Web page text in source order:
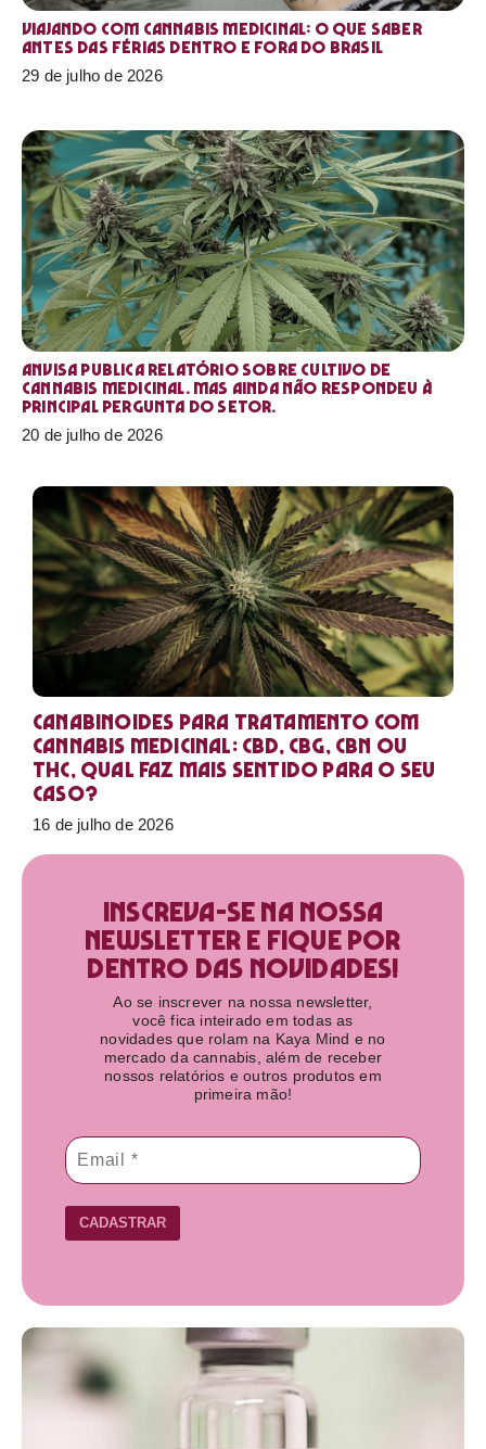
Viajando com cannabis medicinal: o que saber
antes das férias dentro e fora do Brasil
29 de julho de 2026
Anvisa publica relatório sobre cultivo de
Cannabis medicinal. Mas ainda não respondeu à
principal pergunta do setor.
20 de julho de 2026
Canabinoides para tratamento com
cannabis medicinal: CBD, CBG, CBN ou
THC, qual faz mais sentido para o seu
caso?
16 de julho de 2026
Inscreva-se na nossa
newsletter e fique por
dentro das novidades!​
Ao se inscrever na nossa newsletter,
você fica inteirado em todas as
novidades que rolam na Kaya Mind e no
mercado da cannabis, além de receber
nossos relatórios e outros produtos em
primeira mão!
CADASTRAR